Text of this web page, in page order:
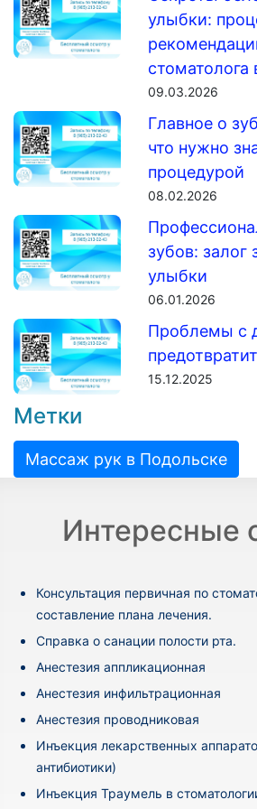
улыбки:
09.03.2026
Главное о
что нужно
процедурой
08.02.2026
зубов: залог
улыбки
06.01.2026
Проблемы с
15.12.2025
Метки
Массаж рук в Подольске
Интересные
Консультация первичная по
составление плана лечения.
Cправка о санации полости рта.
Анестезия аппликационная
Анестезия инфильтрационная
Анестезия проводниковая
Инъекция лекарственных
антибиотики)
Инъекция Траумель в